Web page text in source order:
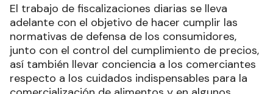
El trabajo de fiscalizaciones diarias se lleva
adelante con el objetivo de hacer cumplir las
normativas de defensa de los consumidores,
junto con el control del cumplimiento de precios,
así también llevar conciencia a los comerciantes
respecto a los cuidados indispensables para la